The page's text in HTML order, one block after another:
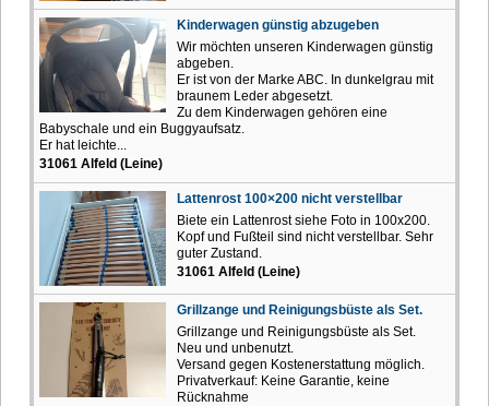
Kinderwagen günstig abzugeben
Wir möchten unseren Kinderwagen günstig
abgeben.
Er ist von der Marke ABC. In dunkelgrau mit
braunem Leder abgesetzt.
Zu dem Kinderwagen gehören eine
Babyschale und ein Buggyaufsatz.
Er hat leichte...
31061 Alfeld (Leine)
Lattenrost 100×200 nicht verstellbar
Biete ein Lattenrost siehe Foto in 100x200.
Kopf und Fußteil sind nicht verstellbar. Sehr
guter Zustand.
31061 Alfeld (Leine)
Grillzange und Reinigungsbüste als Set.
Grillzange und Reinigungsbüste als Set.
Neu und unbenutzt.
Versand gegen Kostenerstattung möglich.
Privatverkauf: Keine Garantie, keine
Rücknahme